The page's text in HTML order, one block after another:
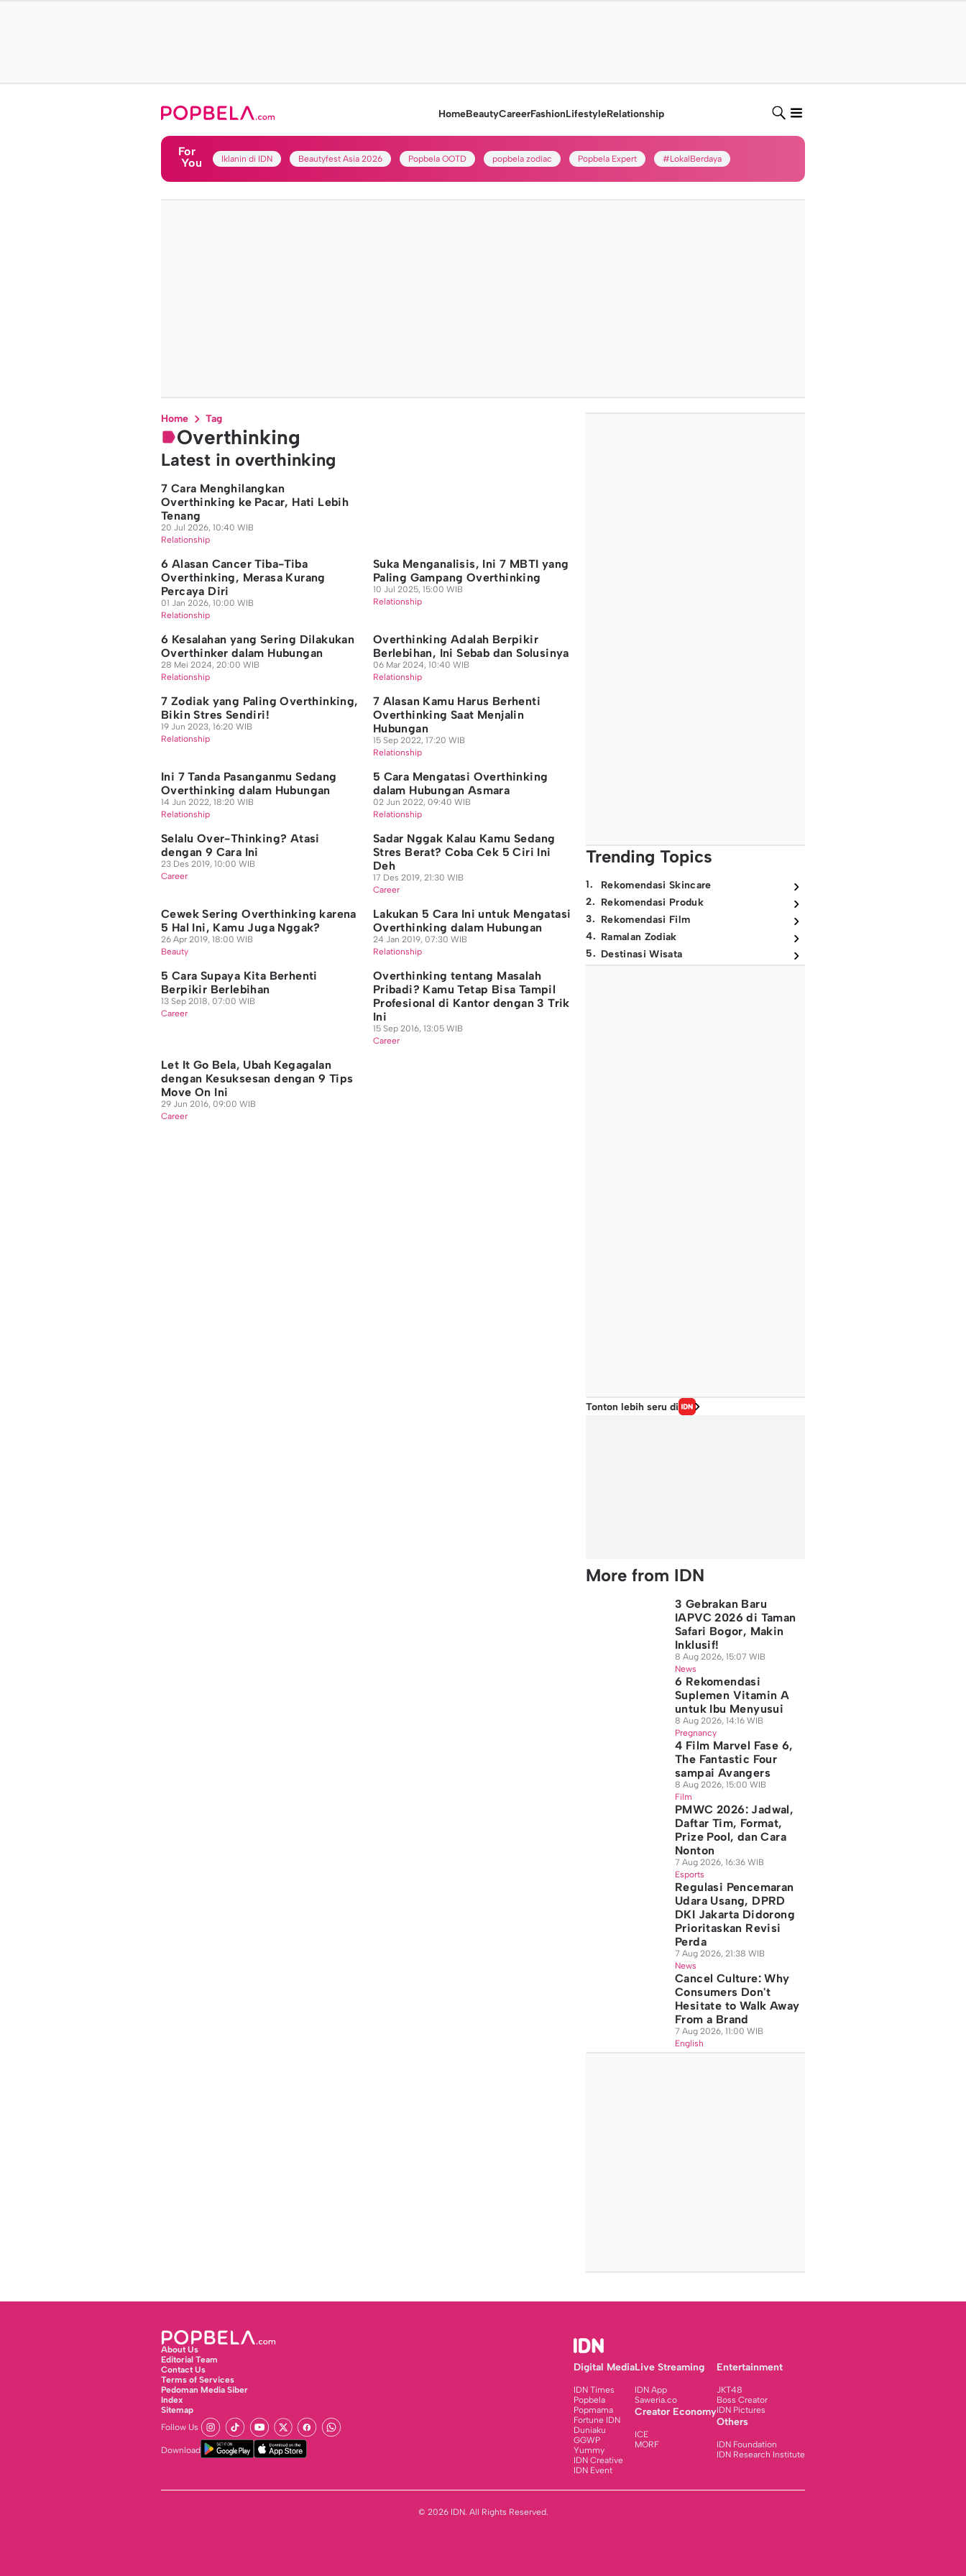
HomeBeautyCareerFashionLifestyleRelationship
For
You
Iklanin di IDN Beautyfest Asia 2026 Popbela OOTD popbela zodiac Popbela Expert #LokalBerdaya
Home Tag
Overthinking
Latest in overthinking
7 Cara Menghilangkan
Overthinking ke Pacar, Hati Lebih
Tenang
20 Jul 2026, 10:40 WIB
Relationship
6 Alasan Cancer Tiba-Tiba
Overthinking, Merasa Kurang
Percaya Diri
01 Jan 2026, 10:00 WIB
Relationship
Suka Menganalisis, Ini 7 MBTI yang
Paling Gampang Overthinking
10 Jul 2025, 15:00 WIB
Relationship
6 Kesalahan yang Sering Dilakukan
Overthinker dalam Hubungan
28 Mei 2024, 20:00 WIB
Relationship
Overthinking Adalah Berpikir
Berlebihan, Ini Sebab dan Solusinya
06 Mar 2024, 10:40 WIB
Relationship
7 Zodiak yang Paling Overthinking,
Bikin Stres Sendiri!
19 Jun 2023, 16:20 WIB
Relationship
7 Alasan Kamu Harus Berhenti
Overthinking Saat Menjalin
Hubungan
15 Sep 2022, 17:20 WIB
Relationship
Ini 7 Tanda Pasanganmu Sedang
Overthinking dalam Hubungan
14 Jun 2022, 18:20 WIB
Relationship
5 Cara Mengatasi Overthinking
dalam Hubungan Asmara
02 Jun 2022, 09:40 WIB
Relationship
Selalu Over-Thinking? Atasi
dengan 9 Cara Ini
23 Des 2019, 10:00 WIB
Career
Sadar Nggak Kalau Kamu Sedang
Stres Berat? Coba Cek 5 Ciri Ini
Deh
17 Des 2019, 21:30 WIB
Career
Cewek Sering Overthinking karena
5 Hal Ini, Kamu Juga Nggak?
26 Apr 2019, 18:00 WIB
Beauty
Lakukan 5 Cara Ini untuk Mengatasi
Overthinking dalam Hubungan
24 Jan 2019, 07:30 WIB
Relationship
5 Cara Supaya Kita Berhenti
Berpikir Berlebihan
13 Sep 2018, 07:00 WIB
Career
Overthinking tentang Masalah
Pribadi? Kamu Tetap Bisa Tampil
Profesional di Kantor dengan 3 Trik
Ini
15 Sep 2016, 13:05 WIB
Career
Let It Go Bela, Ubah Kegagalan
dengan Kesuksesan dengan 9 Tips
Move On Ini
29 Jun 2016, 09:00 WIB
Career
Trending Topics
1.
Rekomendasi Skincare
2. Rekomendasi Produk
3. Rekomendasi Film
4. Ramalan Zodiak
5. Destinasi Wisata
Tonton lebih seru di
More from IDN
3 Gebrakan Baru
IAPVC 2026 di Taman
Safari Bogor, Makin
Inklusif!
8 Aug 2026, 15:07 WIB
News
6 Rekomendasi
Suplemen Vitamin A
untuk Ibu Menyusui
8 Aug 2026, 14:16 WIB
Pregnancy
4 Film Marvel Fase 6,
The Fantastic Four
sampai Avangers
8 Aug 2026, 15:00 WIB
Film
PMWC 2026: Jadwal,
Daftar Tim, Format,
Prize Pool, dan Cara
Nonton
7 Aug 2026, 16:36 WIB
Esports
Regulasi Pencemaran
Udara Usang, DPRD
DKI Jakarta Didorong
Prioritaskan Revisi
Perda
7 Aug 2026, 21:38 WIB
News
Cancel Culture: Why
Consumers Don't
Hesitate to Walk Away
From a Brand
7 Aug 2026, 11:00 WIB
English
About Us
Editorial Team
Contact Us
Terms of Services
Pedoman Media Siber
Index
Sitemap
Follow Us
Download
Digital Media
IDN Times
Popbela
Popmama
Fortune IDN
Duniaku
GGWP
Yummy
IDN Creative
IDN Event
Live Streaming
IDN App
Saweria.co
Creator Economy
ICE
MORF
Entertainment
JKT48
Boss Creator
IDN Pictures
Others
IDN Foundation
IDN Research Institute
© 2026 IDN. All Rights Reserved.